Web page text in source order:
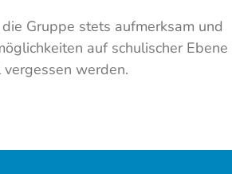
Gruppe stets aufmerksam und
auf schulischer Ebene
werden.